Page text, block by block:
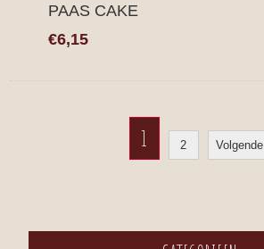
PAAS CAKE
€6,15
1 2 Volgende